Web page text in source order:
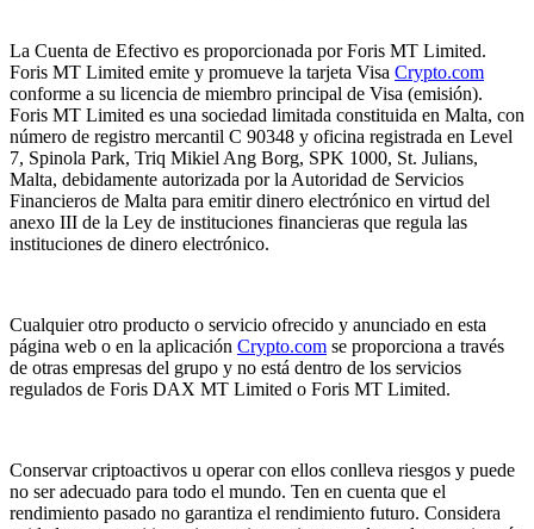
La Cuenta de Efectivo es proporcionada por Foris MT Limited.
Foris MT Limited emite y promueve la tarjeta Visa Crypto.com
conforme a su licencia de miembro principal de Visa (emisión).
Foris MT Limited es una sociedad limitada constituida en Malta, con
número de registro mercantil C 90348 y oficina registrada en Level
7, Spinola Park, Triq Mikiel Ang Borg, SPK 1000, St. Julians,
Malta, debidamente autorizada por la Autoridad de Servicios
Financieros de Malta para emitir dinero electrónico en virtud del
anexo III de la Ley de instituciones financieras que regula las
instituciones de dinero electrónico.
Cualquier otro producto o servicio ofrecido y anunciado en esta
página web o en la aplicación Crypto.com se proporciona a través
de otras empresas del grupo y no está dentro de los servicios
regulados de Foris DAX MT Limited o Foris MT Limited.
Conservar criptoactivos u operar con ellos conlleva riesgos y puede
no ser adecuado para todo el mundo. Ten en cuenta que el
rendimiento pasado no garantiza el rendimiento futuro. Considera